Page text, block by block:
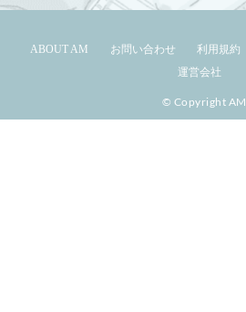
ABOUT AM お問い合わせ 利用規約
運営会社
© Copyright AM